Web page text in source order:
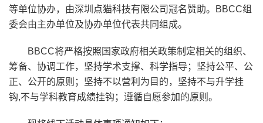
等单位协办，由深圳点猫科技有限公司冠名赞助。BBCC组
委会由主办单位及协办单位代表共同组成。
BBCC将严格按照国家政府相关政策制定相关的组织、
筹备、协调工作，坚持学术支撑、科学指导；坚持公平、公
正、公开的原则；坚持不以营利为目的，坚持不与升学挂
钩,不与学科教育成绩挂钩；遵循自愿参加的原则。